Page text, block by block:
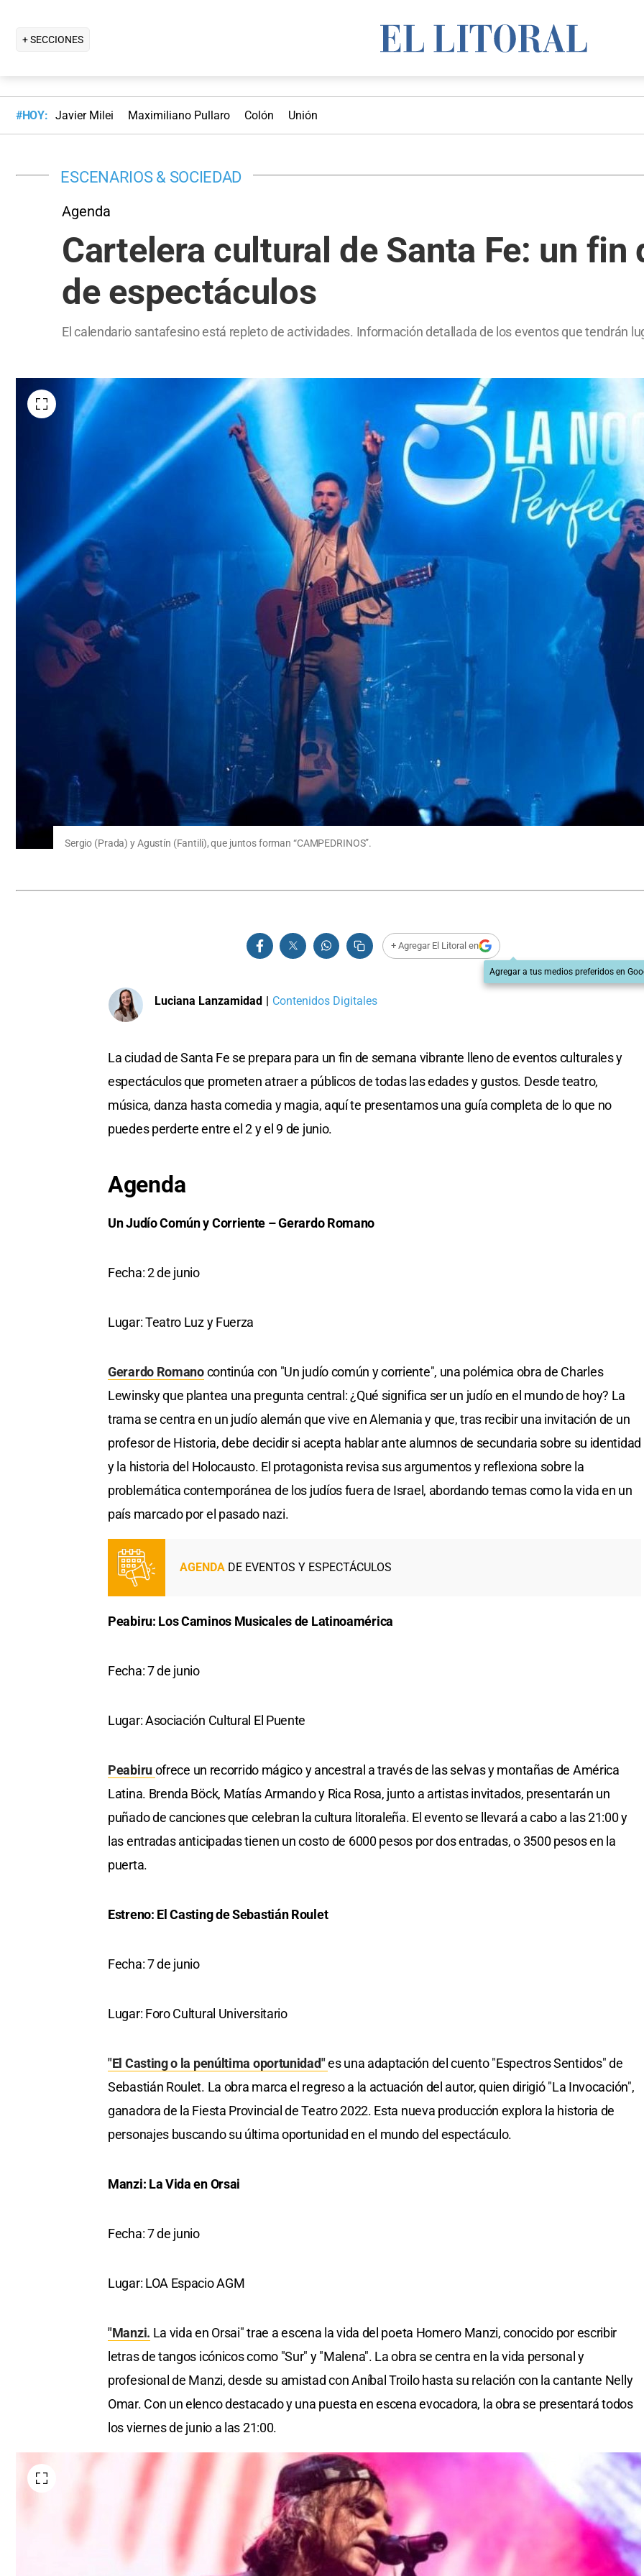
+ SECCIONES
#HOY: Javier Milei Maximiliano Pullaro Colón Unión
ESCENARIOS & SOCIEDAD
Agenda
Cartelera cultural de Santa Fe: un fin
de espectáculos
El calendario santafesino está repleto de actividades. Información detallada de los eventos que tendrán
Sergio (Prada) y Agustín (Fantili), que juntos forman “CAMPEDRINOS”.
+ Agregar El Litoral en
Agregar a tus medios preferidos en
Luciana Lanzamidad | Contenidos Digitales
La ciudad de Santa Fe se prepara para un fin de semana vibrante lleno de eventos culturales y
espectáculos que prometen atraer a públicos de todas las edades y gustos. Desde teatro,
música, danza hasta comedia y magia, aquí te presentamos una guía completa de lo que no
puedes perderte entre el 2 y el 9 de junio.
Agenda
Un Judío Común y Corriente – Gerardo Romano
Fecha: 2 de junio
Lugar: Teatro Luz y Fuerza
Gerardo Romanocontinúa con "Un judío común y corriente", una polémica obra de Charles
Lewinsky que plantea una pregunta central: ¿Qué significa ser un judío en el mundo de hoy? La
trama se centra en un judío alemán que vive en Alemania y que, tras recibir una invitación de un
profesor de Historia, debe decidir si acepta hablar ante alumnos de secundaria sobre su identidad
y la historia del Holocausto. El protagonista revisa sus argumentos y reflexiona sobre la
problemática contemporánea de los judíos fuera de Israel, abordando temas como la vida en un
país marcado por el pasado nazi.
AGENDA DE EVENTOS Y ESPECTÁCULOS
Peabiru: Los Caminos Musicales de Latinoamérica
Fecha: 7 de junio
Lugar: Asociación Cultural El Puente
Peabiruofrece un recorrido mágico y ancestral a través de las selvas y montañas de América
Latina. Brenda Böck, Matías Armando y Rica Rosa, junto a artistas invitados, presentarán un
puñado de canciones que celebran la cultura litoraleña. El evento se llevará a cabo a las 21:00 y
las entradas anticipadas tienen un costo de 6000 pesos por dos entradas, o 3500 pesos en la
puerta.
Estreno: El Casting de Sebastián Roulet
Fecha: 7 de junio
Lugar: Foro Cultural Universitario
"El Casting o la penúltima oportunidad"es una adaptación del cuento "Espectros Sentidos" de
Sebastián Roulet. La obra marca el regreso a la actuación del autor, quien dirigió "La Invocación",
ganadora de la Fiesta Provincial de Teatro 2022. Esta nueva producción explora la historia de
personajes buscando su última oportunidad en el mundo del espectáculo.
Manzi: La Vida en Orsai
Fecha: 7 de junio
Lugar: LOA Espacio AGM
"Manzi. La vida en Orsai" trae a escena la vida del poeta Homero Manzi, conocido por escribir
letras de tangos icónicos como "Sur" y "Malena". La obra se centra en la vida personal y
profesional de Manzi, desde su amistad con Aníbal Troilo hasta su relación con la cantante Nelly
Omar. Con un elenco destacado y una puesta en escena evocadora, la obra se presentará todos
los viernes de junio a las 21:00.